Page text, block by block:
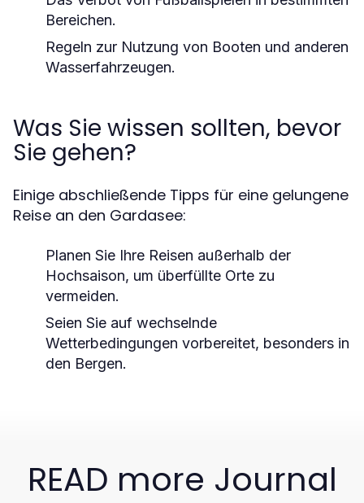
Bereichen.
Regeln zur Nutzung von Booten und anderen
Wasserfahrzeugen.
Was Sie wissen sollten, bevor
Sie gehen?
Einige abschließende Tipps für eine gelungene
Reise an den Gardasee:
Planen Sie Ihre Reisen außerhalb der
Hochsaison, um überfüllte Orte zu
vermeiden.
Seien Sie auf wechselnde
Wetterbedingungen vorbereitet, besonders in
den Bergen.
READ more Journal